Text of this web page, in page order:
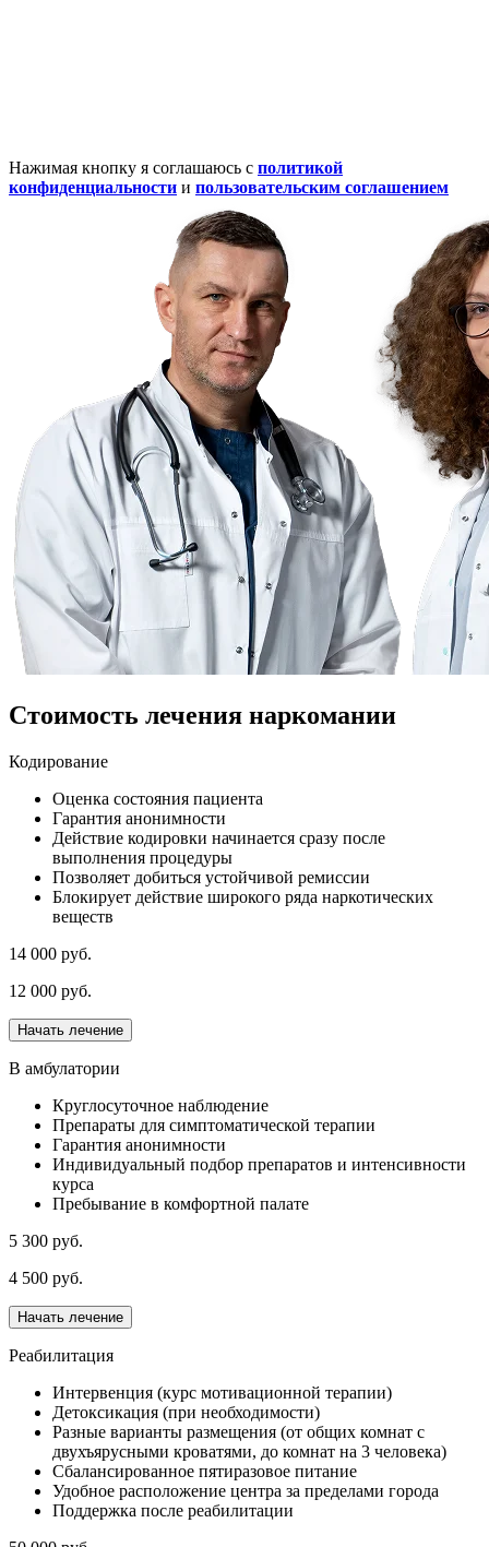
Нажимая кнопку я соглашаюсь с политикой
конфиденциальности и пользовательским соглашением
Стоимость лечения наркомании
Кодирование
Оценка состояния пациента
Гарантия анонимности
Действие кодировки начинается сразу после
выполнения процедуры
Позволяет добиться устойчивой ремиссии
Блокирует действие широкого ряда наркотических
веществ
14 000 руб.
12 000 руб.
Начать лечение
В амбулатории
Круглосуточное наблюдение
Препараты для симптоматической терапии
Гарантия анонимности
Индивидуальный подбор препаратов и интенсивности
курса
Пребывание в комфортной палате
5 300 руб.
4 500 руб.
Начать лечение
Реабилитация
Интервенция (курс мотивационной терапии)
Детоксикация (при необходимости)
Разные варианты размещения (от общих комнат с
двухъярусными кроватями, до комнат на 3 человека)
Сбалансированное пятиразовое питание
Удобное расположение центра за пределами города
Поддержка после реабилитации